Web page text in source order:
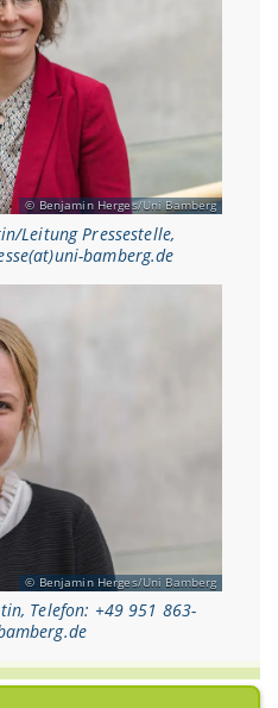
Benjamin Herges/Uni Bamberg
Leitung Pressestelle,
bamberg.de
Benjamin Herges/Uni Bamberg
Telefon: +49 951 863-